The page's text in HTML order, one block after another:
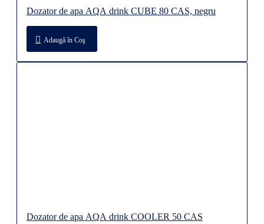
Dozator de apa AQA drink CUBE 80 CAS, negru
Adaugă în Coş
Dozator de apa AQA drink COOLER 50 CAS